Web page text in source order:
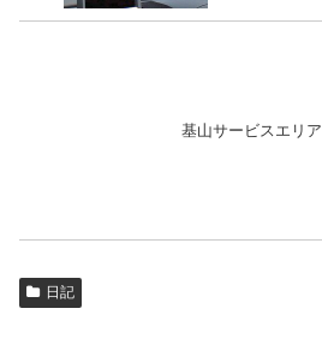
基山サービスエリア
日記